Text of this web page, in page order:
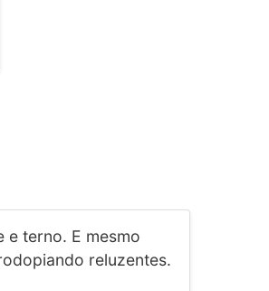
e terno. E mesmo
reluzentes.